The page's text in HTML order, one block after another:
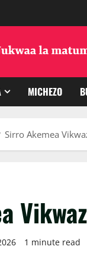
MICHEZO
Sirro Akemea
1 minute read